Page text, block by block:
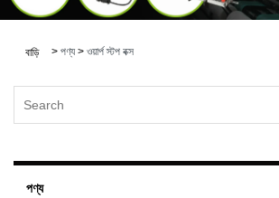
বাড়ি > পণ্য> ওয়ার্প স্টপ বক্স
পণ্য